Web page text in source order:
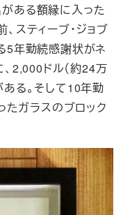
ある額縁に入った
スティーブ・ジョブ
5年勤続感謝状がネ
2,000ドル（約24万
る。そして10年勤
ガラスのブロック